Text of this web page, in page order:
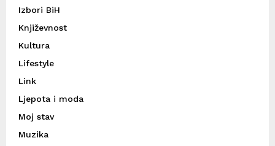
Izbori BiH
Književnost
Kultura
Lifestyle
Link
Ljepota i moda
Moj stav
Muzika